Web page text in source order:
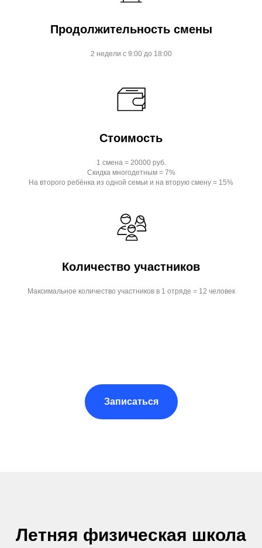
Продолжительность смены
2 недели с 9:00 до 18:00
Стоимость
1 смена = 20000 руб.
Скидка многодетным = 7%
На второго ребёнка из одной семьи и на вторую смену = 15%
Количество участников
Максимальное количество участников в 1 отряде = 12 человек
Записаться
Летняя физическая школа